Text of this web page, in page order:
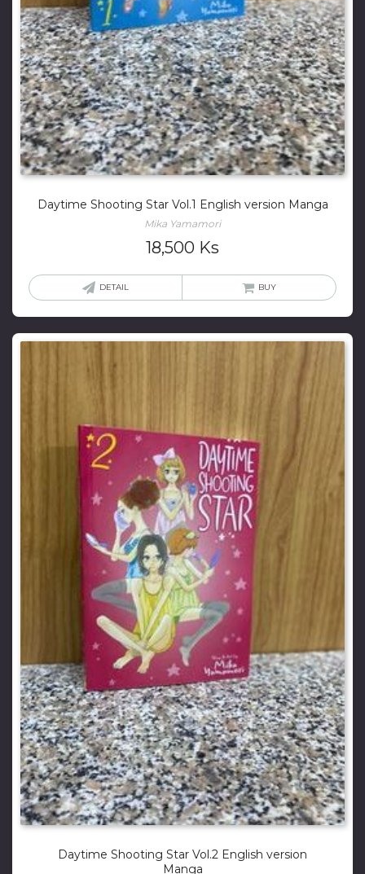
Daytime Shooting Star Vol.1 English version Manga
Mika Yamamori
18,500 Ks
DETAIL BUY
Daytime Shooting Star Vol.2 English version
Manga